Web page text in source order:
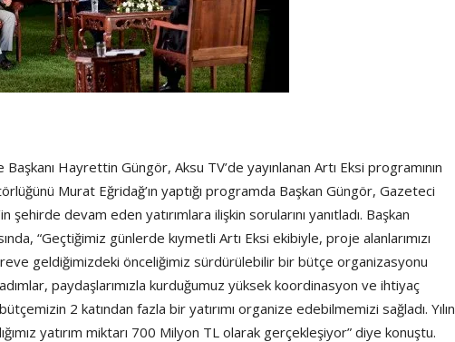
Hayrettin Güngör, Aksu TV’de yayınlanan Artı Eksi programının
Murat Eğridağ’ın yaptığı programda Başkan Güngör, Gazeteci
şehirde devam eden yatırımlara ilişkin sorularını yanıtladı. Başkan
“Geçtiğimiz günlerde kıymetli Artı Eksi ekibiyle, proje alanlarımızı
geldiğimizdeki önceliğimiz sürdürülebilir bir bütçe organizasyonu
paydaşlarımızla kurduğumuz yüksek koordinasyon ve ihtiyaç
2 katından fazla bir yatırımı organize edebilmemizi sağladı. Yılın
yatırım miktarı 700 Milyon TL olarak gerçekleşiyor” diye konuştu.